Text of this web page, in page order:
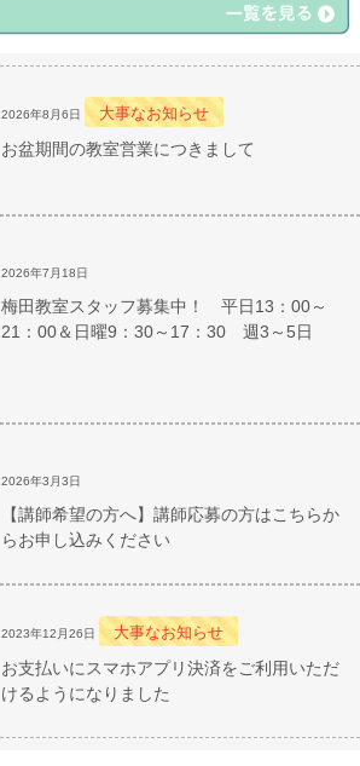
2026年8月6日 大事なお知らせ
お盆期間の教室営業につきまして
2026年7月18日
梅田教室スタッフ募集中！ 平日13：00～
21：00＆日曜9：30～17：30 週3～5日
2026年3月3日
【講師希望の方へ】講師応募の方はこちらか
らお申し込みください
2023年12月26日 大事なお知らせ
お支払いにスマホアプリ決済をご利用いただ
けるようになりました